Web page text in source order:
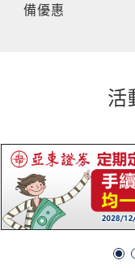
備優惠
活